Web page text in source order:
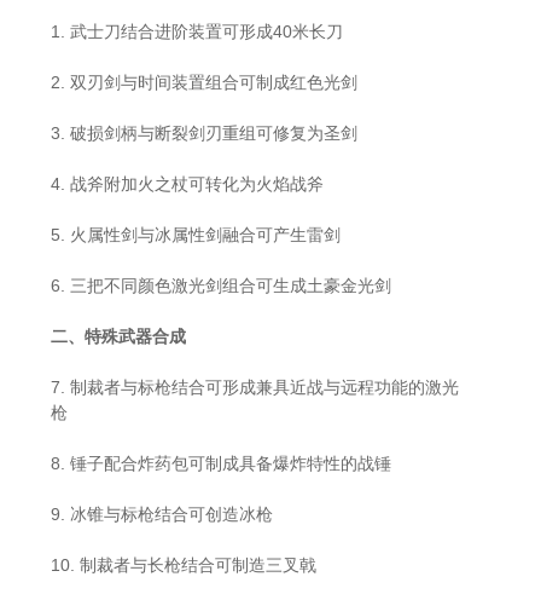
1. 武士刀结合进阶装置可形成40米长刀
2. 双刃剑与时间装置组合可制成红色光剑
3. 破损剑柄与断裂剑刃重组可修复为圣剑
4. 战斧附加火之杖可转化为火焰战斧
5. 火属性剑与冰属性剑融合可产生雷剑
6. 三把不同颜色激光剑组合可生成土豪金光剑
二、特殊武器合成
7. 制裁者与标枪结合可形成兼具近战与远程功能的激光
枪
8. 锤子配合炸药包可制成具备爆炸特性的战锤
9. 冰锥与标枪结合可创造冰枪
10. 制裁者与长枪结合可制造三叉戟